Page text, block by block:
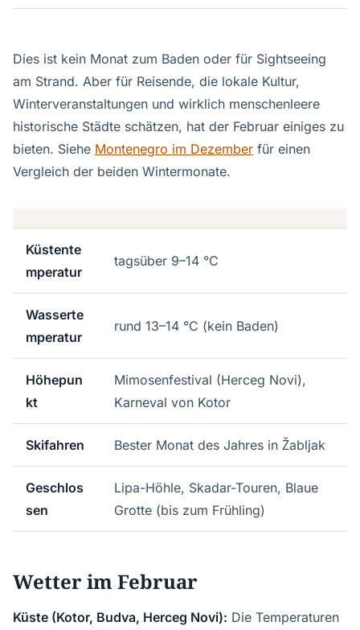
Dies ist kein Monat zum Baden oder für Sightseeing
am Strand. Aber für Reisende, die lokale Kultur,
Winterveranstaltungen und wirklich menschenleere
historische Städte schätzen, hat der Februar einiges zu
bieten. Siehe Montenegro im Dezember für einen
Vergleich der beiden Wintermonate.
Küstente
mperatur
tagsüber 9–14 °C
Wasserte
mperatur
rund 13–14 °C (kein Baden)
Höhepun
kt
Mimosenfestival (Herceg Novi),
Karneval von Kotor
Skifahren Bester Monat des Jahres in Žabljak
Geschlos
sen
Lipa-Höhle, Skadar-Touren, Blaue
Grotte (bis zum Frühling)
Wetter im Februar
Küste (Kotor, Budva, Herceg Novi): Die Temperaturen